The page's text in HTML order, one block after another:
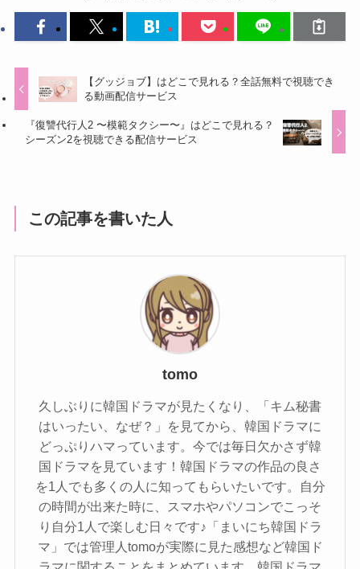
【グッジョブ】はどこで見れる？全話無料で視聴でき
る動画配信サービス
『復讐代行人2 〜模範タクシー〜』はどこで見れる？
シーズン2を視聴できる配信サービス
この記事を書いた人
tomo
久しぶりに韓国ドラマが見たくなり、「キム秘書
はいったい、なぜ？」を見てから、韓国ドラマに
どっぷりハマっています。今では毎日欠かさず韓
国ドラマを見ています！韓国ドラマの作品の良さ
を1人でも多くの人に知ってもらいたいです。自分
の時間が出来た時に、スマホやパソコンでこっそ
り自分1人で楽しむ日々です♪「まいにち韓国ドラ
マ」では管理人tomoが実際に見た感想など韓国ド